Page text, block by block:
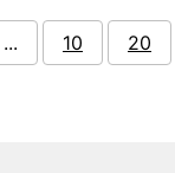
... 10
20